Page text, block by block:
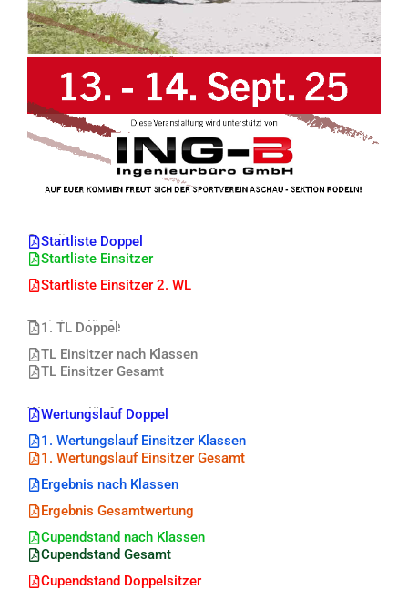
Startlisten
Startliste Doppel
Startliste Einsitzer
Startliste Einsitzer 2. WL
Trainingsläufe
1. TL Doppel
TL Einsitzer nach Klassen
TL Einsitzer Gesamt
Wertungsläufe
Wertungslauf Doppel
1. Wertungslauf Einsitzer Klassen
1. Wertungslauf Einsitzer Gesamt
Ergebnis nach Klassen
Ergebnis Gesamtwertung
Cupendstand nach Klassen
Cupendstand Gesamt
Cupendstand Doppelsitzer